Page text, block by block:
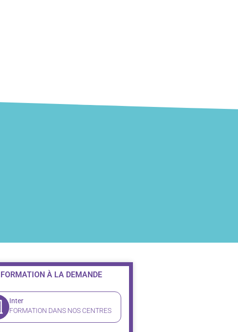
FORMATION À LA DEMANDE
Inter
FORMATION DANS NOS CENTRES